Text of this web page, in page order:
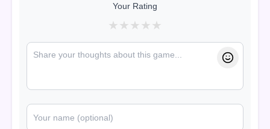
Your Rating
★ ★ ★ ★ ★